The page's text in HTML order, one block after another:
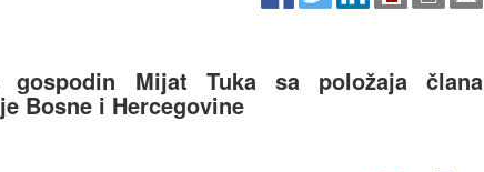
Mijat Tuka sa položaja člana
Bosne i Hercegovine